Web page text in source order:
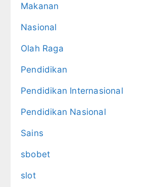
Makanan
Nasional
Olah Raga
Pendidikan
Pendidikan Internasional
Pendidikan Nasional
Sains
sbobet
slot